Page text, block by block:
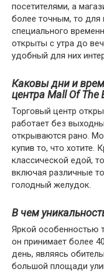
посетителями, а
более точным, то для
специального
открыты с утра до
удобный для них
Каковы дни и
центра Mall Of The
Торговый центр
работает без
открываются рано.
купив то, что хотите.
классической едой,
включая различные
голодный желудок.
В чем
Яркой особенностью
он принимает более
день, являясь
большой площади